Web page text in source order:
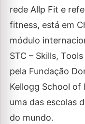
rede Allp Fit e
fitness, está em
módulo
STC – Skills,
pela Fundação
Kellogg School of
uma das escolas
do mundo.